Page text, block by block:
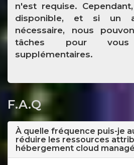
n'est requise.
disponible, et si un
nécessaire, nous
tâches pour
supplémentaires.
F.A.Q
À quelle fréquence puis-je
réduire les ressources
hébergement cloud